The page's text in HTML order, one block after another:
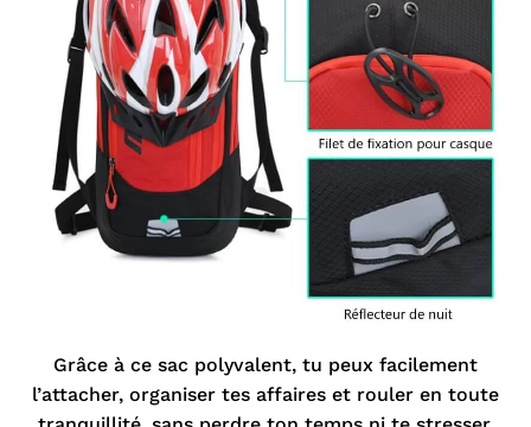
Grâce à ce sac polyvalent, tu peux facilement
l’attacher, organiser tes affaires et rouler en toute